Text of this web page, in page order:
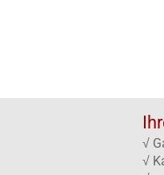
√
√